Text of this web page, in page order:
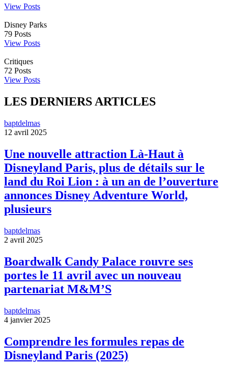
View Posts
Disney Parks
79 Posts
View Posts
Critiques
72 Posts
View Posts
LES DERNIERS ARTICLES
baptdelmas
12 avril 2025
Une nouvelle attraction Là-Haut à
Disneyland Paris, plus de détails sur le
land du Roi Lion : à un an de l’ouverture
annonces Disney Adventure World,
plusieurs
baptdelmas
2 avril 2025
Boardwalk Candy Palace rouvre ses
portes le 11 avril avec un nouveau
partenariat M&M’S
baptdelmas
4 janvier 2025
Comprendre les formules repas de
Disneyland Paris (2025)